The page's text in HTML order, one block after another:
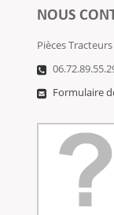
NOUS
Pièces
Formulaire